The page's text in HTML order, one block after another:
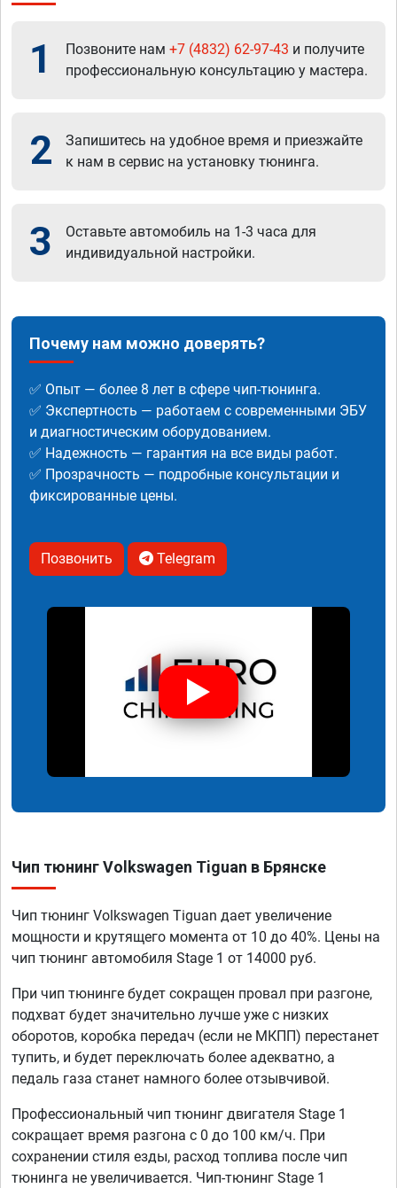
1 Позвоните нам +7 (4832) 62-97-43 и получите
профессиональную консультацию у мастера.
2
Запишитесь на удобное время и приезжайте
к нам в сервис на установку тюнинга.
3
Оставьте автомобиль на 1-3 часа для
индивидуальной настройки.
Почему нам можно доверять?
✅ Опыт — более 8 лет в сфере чип-тюнинга.
✅ Экспертность — работаем с современными ЭБУ
и диагностическим оборудованием.
✅ Надежность — гарантия на все виды работ.
✅ Прозрачность — подробные консультации и
фиксированные цены.
Позвонить Telegram
Чип тюнинг Volkswagen Tiguan в Брянске
Чип тюнинг Volkswagen Tiguan дает увеличение
мощности и крутящего момента от 10 до 40%. Цены на
чип тюнинг автомобиля Stage 1 от 14000 руб.
При чип тюнинге будет сокращен провал при разгоне,
подхват будет значительно лучше уже с низких
оборотов, коробка передач (если не МКПП) перестанет
тупить, и будет переключать более адекватно, а
педаль газа станет намного более отзывчивой.
Профессиональный чип тюнинг двигателя Stage 1
сокращает время разгона с 0 до 100 км/ч. При
сохранении стиля езды, расход топлива после чип
тюнинга не увеличивается. Чип-тюнинг Stage 1